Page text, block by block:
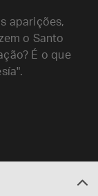
aparições,
o Santo
É o que